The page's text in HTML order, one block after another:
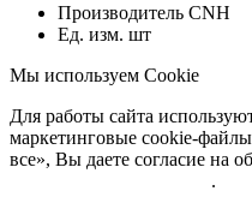
Производитель CNH
Ед. изм. шт
Мы используем Cookie
Для работы сайта
маркетинговые cookie-
все», Вы даете согласие на
.